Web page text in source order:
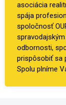
asociácia
spája
spoločnosť
odbornosti,
prispôsobiť sa
Spolu plníme